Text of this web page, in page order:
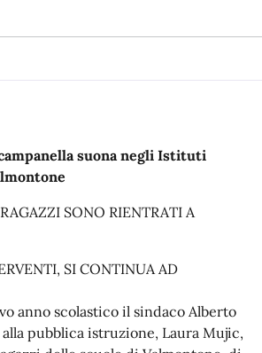
suona negli Istituti
SONO RIENTRATI A
SI CONTINUA AD
anno scolastico il sindaco Alberto
pubblica istruzione, Laura Mujic,